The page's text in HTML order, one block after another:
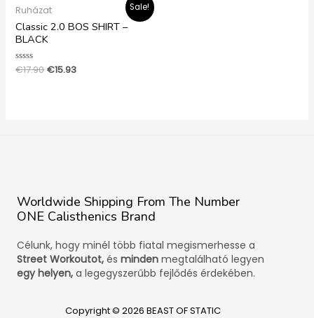
Sale!
Ruházat
Classic 2.0 BOS SHIRT –
BLACK
Értékelés:
€17.90
price
was:
€17.90.
€15.93
is:
Worldwide Shipping From The Number
ONE Calisthenics Brand
Célunk, hogy minél több fiatal megismerhesse a
Street Workoutot, és minden megtalálható legyen
egy helyen, a legegyszerűbb fejlődés érdekében.
Copyright © 2026 BEAST OF STATIC